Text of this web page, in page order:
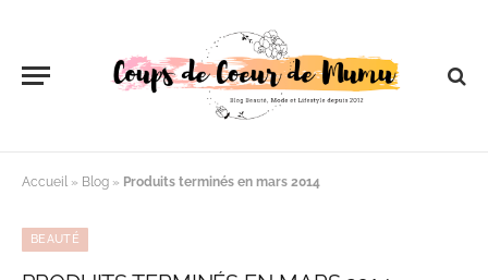
Accueil » Blog » Produits terminés en mars 2014
BEAUTÉ